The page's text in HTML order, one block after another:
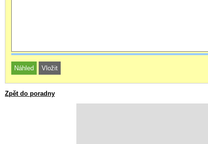
Zpět do poradny